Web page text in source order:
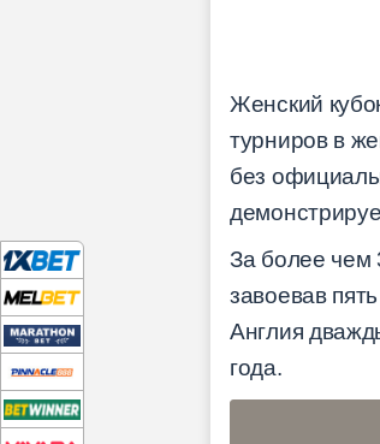
Женский
турниров в
без
За более чем
завоевав
Англия
года.